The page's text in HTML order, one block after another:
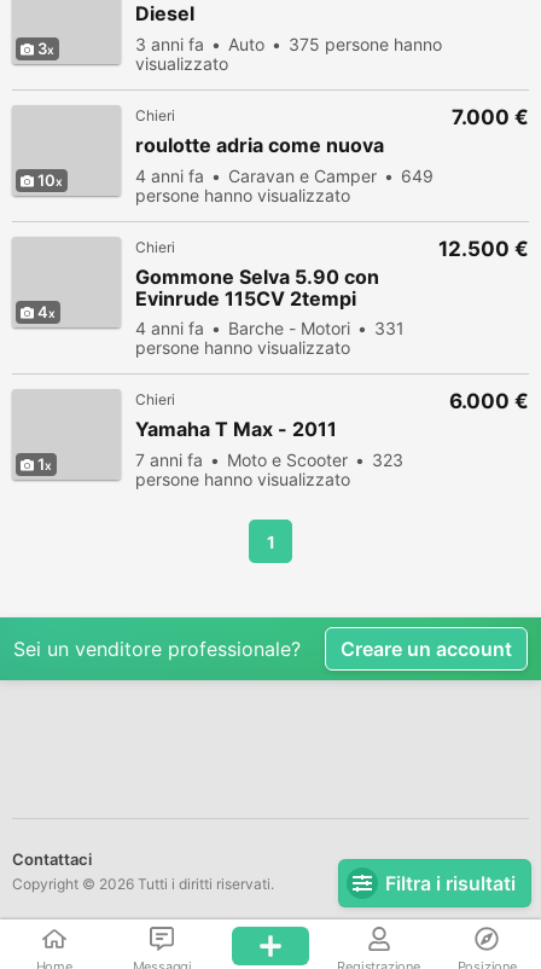
Filtra i risultati
3
Diesel
3 anni fa Auto
375 persone hanno
visualizzato
10
Chieri
roulotte adria come nuova
4 anni fa Caravan e Camper
649
persone hanno visualizzato
7.000 €
4
Chieri
Gommone Selva 5.90 con
Evinrude 115CV 2tempi
4 anni fa Barche - Motori
331
persone hanno visualizzato
12.500 €
1
Chieri
Yamaha T Max - 2011
7 anni fa Moto e Scooter
323
persone hanno visualizzato
6.000 €
1
Sei un venditore professionale? Creare un account
Contattaci
Copyright © 2026 Tutti i diritti riservati.